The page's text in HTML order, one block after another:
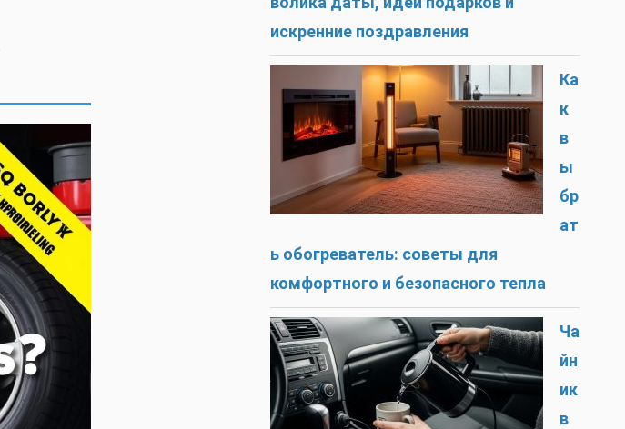
искренние поздравления
Ка
к
в
ы
бр
ат
ь обогреватель: советы для
комфортного и безопасного тепла
Ча
йн
ик
в